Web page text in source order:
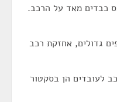
כבדים מאד על הרכב.
גדולים, אחזקת רכב
לעובדים הן בסקטור